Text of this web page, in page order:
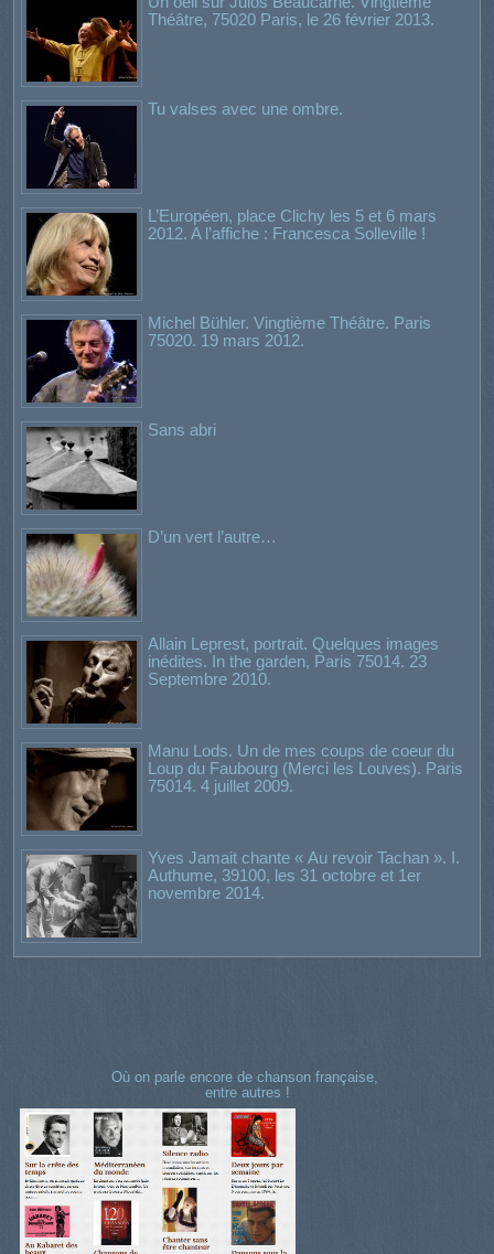
Théâtre, 75020 Paris, le 26 février 2013.
Tu valses avec une ombre.
L’Européen, place Clichy les 5 et 6 mars
2012. A l’affiche : Francesca Solleville !
Michel Bühler. Vingtième Théâtre. Paris
75020. 19 mars 2012.
Sans abri
D’un vert l’autre…
Allain Leprest, portrait. Quelques images
inédites. In the garden, Paris 75014. 23
Septembre 2010.
Manu Lods. Un de mes coups de coeur du
Loup du Faubourg (Merci les Louves). Paris
75014. 4 juillet 2009.
Yves Jamait chante « Au revoir Tachan ». I.
Authume, 39100, les 31 octobre et 1er
novembre 2014.
Où on parle encore de chanson française,
entre autres !